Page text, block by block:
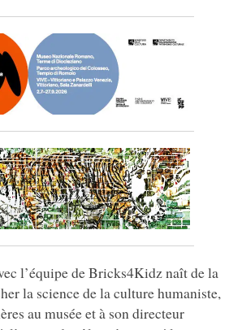
l’équipe de Bricks4Kidz naît de la
la science de la culture humaniste,
au musée et à son directeur